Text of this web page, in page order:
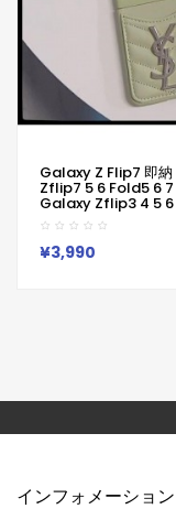
Galaxy Z Flip7 即
Zflip7 5 6 Fold5 6 7
Galaxy Zflip3 4 5 6
プ3 4 5 6 Fold6 5 4
¥3,990
インフォメーション